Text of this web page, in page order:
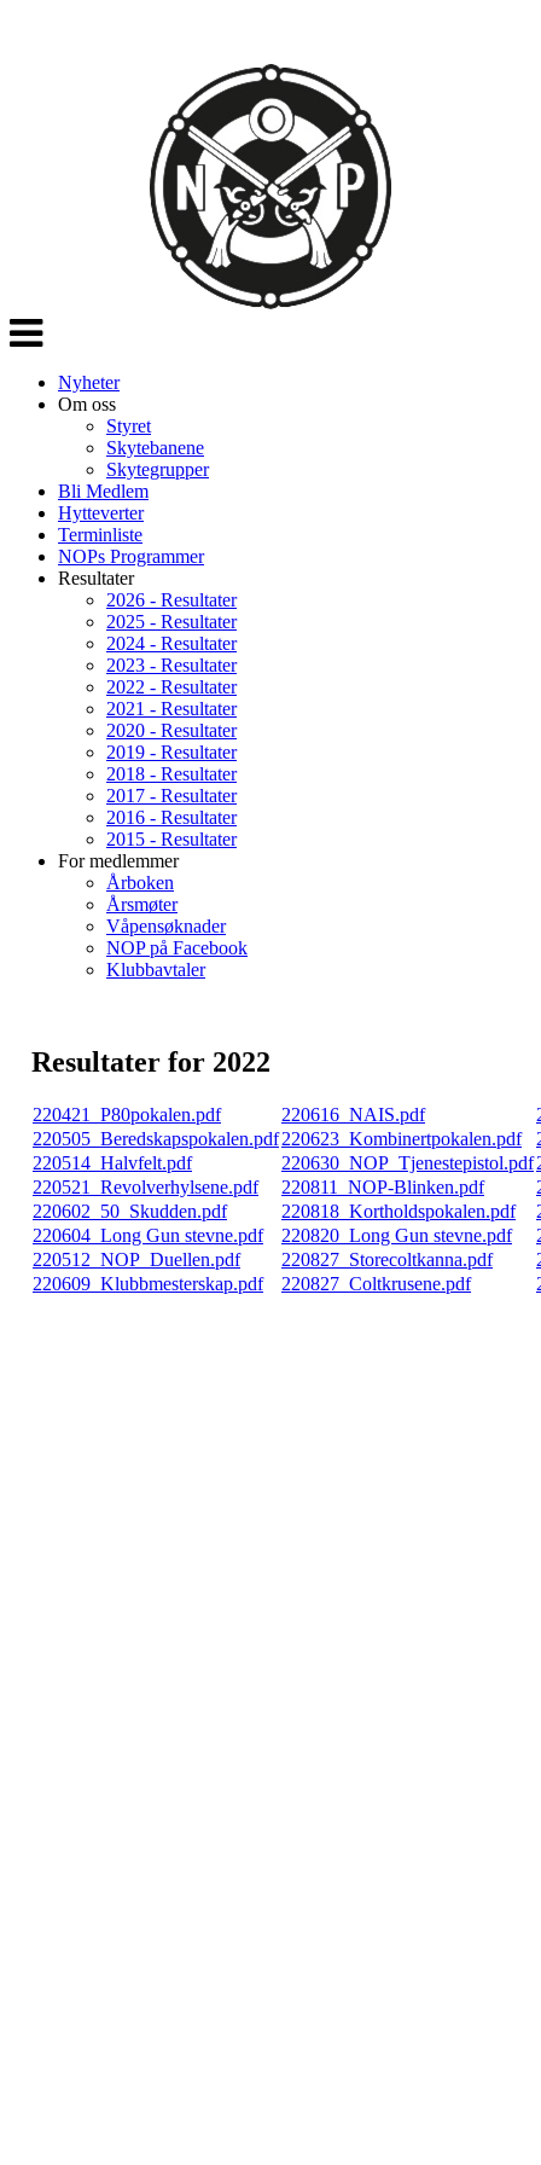
Veksle
navigasjon
Nyheter
Om oss
Styret
Skytebanene
Skytegrupper
Bli Medlem
Hytteverter
Terminliste
NOPs Programmer
Resultater
2026 - Resultater
2025 - Resultater
2024 - Resultater
2023 - Resultater
2022 - Resultater
2021 - Resultater
2020 - Resultater
2019 - Resultater
2018 - Resultater
2017 - Resultater
2016 - Resultater
2015 - Resultater
For medlemmer
Årboken
Årsmøter
Våpensøknader
NOP på Facebook
Klubbavtaler
Resultater for 2022
220421_P80pokalen.pdf 220616_NAIS.pdf
220505_Beredskapspokalen.pdf220623_Kombinertpokalen.pdf
220514_Halvfelt.pdf
220630_NOP_Tjenestepistol.pdf
220521_Revolverhylsene.pdf
220811_NOP-Blinken.pdf
220602_50_Skudden.pdf
220818_Kortholdspokalen.pdf
220604_Long Gun stevne.pdf
220820_Long Gun stevne.pdf
220512_NOP_Duellen.pdf
220827_Storecoltkanna.pdf
220609_Klubbmesterskap.pdf
220827_Coltkrusene.pdf